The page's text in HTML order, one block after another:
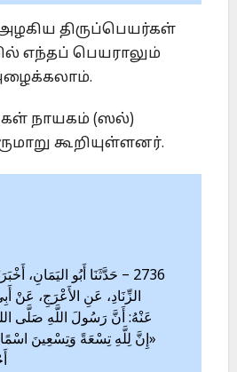
திருப்பெயர்கள்
எந்தப் பெயராலும்
நாயகம் (ஸல்)
கூறியுள்ளனர்.
2736 – حَدَّثَنَا أَبُو اليَمَانِ،
الزِّنَادِ، عَنِ الأَعْرَجِ، عَنْ
عَنْهُ: أَنَّ رَسُولَ اللَّهِ صَلَّى
«إِنَّ لِلَّهِ تِسْعَةً وَتِسْعِينَ اسْمًا